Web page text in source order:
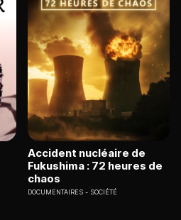
Accident nucléaire de
Fukushima : 72 heures de
chaos
DOCUMENTAIRES SOCIÉTÉ